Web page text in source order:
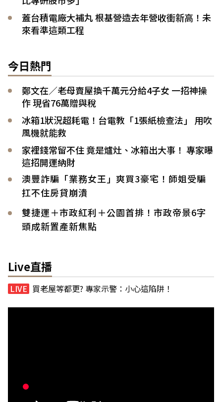
蓋台積電廠大補丸 根基營造去年營收衝新高！未
來看準這類工程
今日熱門
鄭文在／老母賣屋換千萬元分給4子女 一招神操
作 現省76萬贈與稅
冰箱1狀況超耗電！台電教「1張紙檢查法」 用吹
風機就能救
家裡錢常留不住 竟是爐灶、冰箱出大事！ 專家曝
這招開運納財
澳豐詐騙「業務女王」爽買3豪宅！師姐受騙
扛不住房貸崩潰
雙捷運＋市政紅利＋公園首排！市政帝景6字
頭成新置產新焦點
Live直播
買老屋等都更? 專家示警：小心這陷阱！